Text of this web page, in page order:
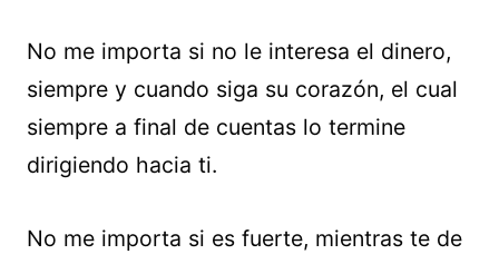
No me importa si no le interesa el dinero,
siempre y cuando siga su corazón, el cual
siempre a final de cuentas lo termine
dirigiendo hacia ti.
No me importa si es fuerte, mientras te de